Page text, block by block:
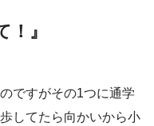
』
ですがその1つに通学
してたら向かいから小